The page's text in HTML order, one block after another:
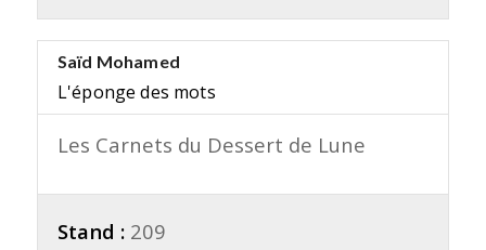
Saïd Mohamed
L'éponge des mots
Les Carnets du Dessert de Lune
Stand : 209